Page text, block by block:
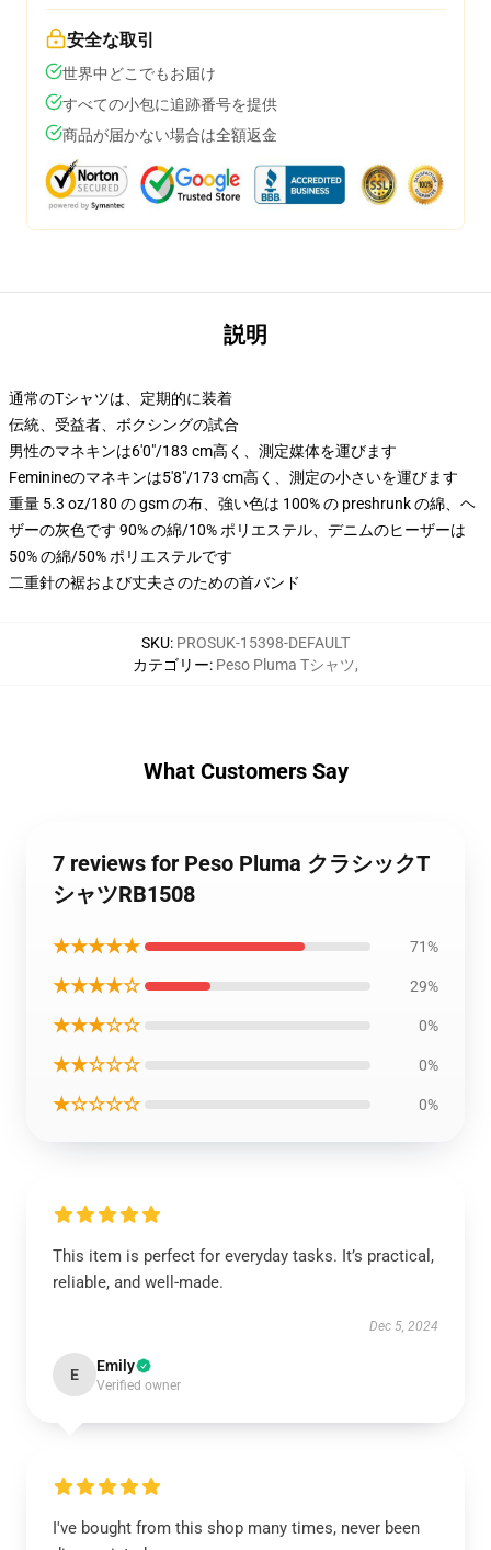
安全な取引
世界中どこでもお届け
すべての小包に追跡番号を提供
商品が届かない場合は全額返金
説明
通常のTシャツは、定期的に装着
伝統、受益者、ボクシングの試合
男性のマネキンは6'0"/183 cm高く、測定媒体を運びます
Feminineのマネキンは5'8"/173 cm高く、測定の小さいを運びます
重量 5.3 oz/180 の gsm の布、強い色は 100% の preshrunk の綿、ヘ
ザーの灰色です 90% の綿/10% ポリエステル、デニムのヒーザーは
50% の綿/50% ポリエステルです
二重針の裾および丈夫さのための首バンド
SKU: PROSUK-15398-DEFAULT
カテゴリー: Peso Pluma Tシャツ,
What Customers Say
7 reviews for Peso Pluma クラシックT
シャツRB1508
★★★★★ 71%
★★★★☆ 29%
★★★☆☆ 0%
★★☆☆☆ 0%
★☆☆☆☆ 0%
This item is perfect for everyday tasks. It’s practical,
reliable, and well-made.
Dec 5, 2024
E Emily
Verified owner
I've bought from this shop many times, never been